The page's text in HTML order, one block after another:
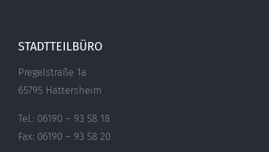
STADTTEILBÜRO
Pregelstraße 1a
65795 Hattersheim
Tel.: 06190 – 93 58 18
Fax: 06190 – 93 58 20